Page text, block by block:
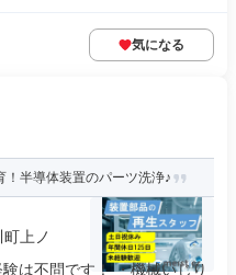
気になる
！半導体装置のパーツ洗浄♪
上ノ
は不問です！ ・機械いじり